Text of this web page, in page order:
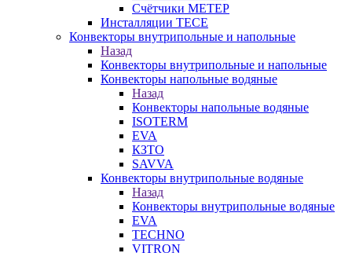
Счётчики МЕТЕР
Инсталляции TECE
Конвекторы внутрипольные и напольные
Назад
Конвекторы внутрипольные и напольные
Конвекторы напольные водяные
Назад
Конвекторы напольные водяные
ISOTERM
EVA
КЗТО
SAVVA
Конвекторы внутрипольные водяные
Назад
Конвекторы внутрипольные водяные
EVA
TECHNO
VITRON